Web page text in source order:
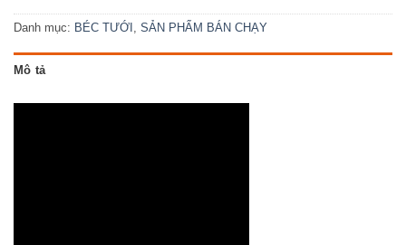
Danh mục: BÉC TƯỚI SẢN PHẨM BÁN CHẠY
Mô tả